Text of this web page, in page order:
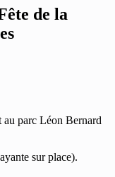
de la
parc Léon Bernard
sur place).